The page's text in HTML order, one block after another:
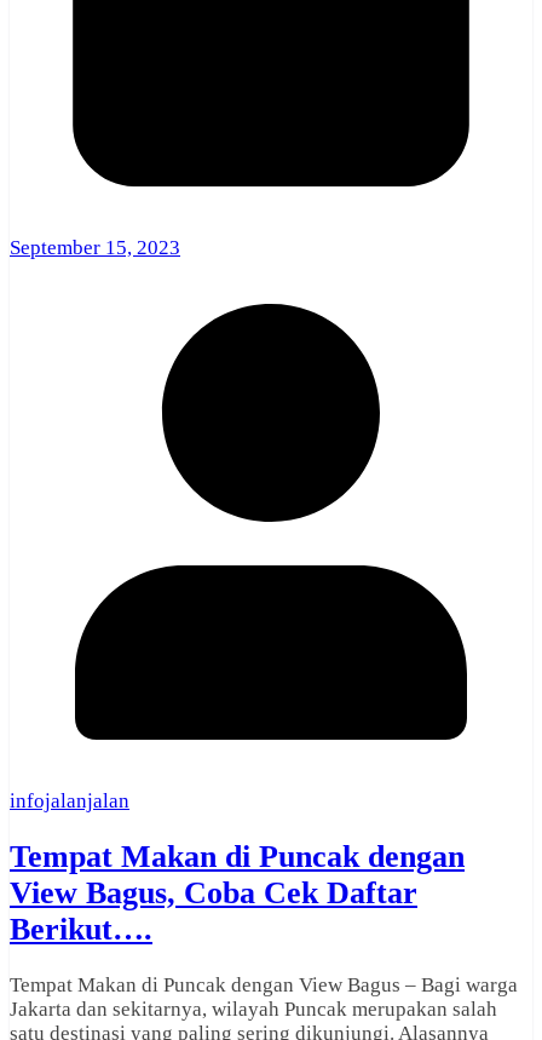
September 15, 2023
infojalanjalan
Tempat Makan di Puncak dengan
View Bagus, Coba Cek Daftar
Berikut….
Tempat Makan di Puncak dengan View Bagus – Bagi warga
Jakarta dan sekitarnya, wilayah Puncak merupakan salah
satu destinasi yang paling sering dikunjungi. Alasannya